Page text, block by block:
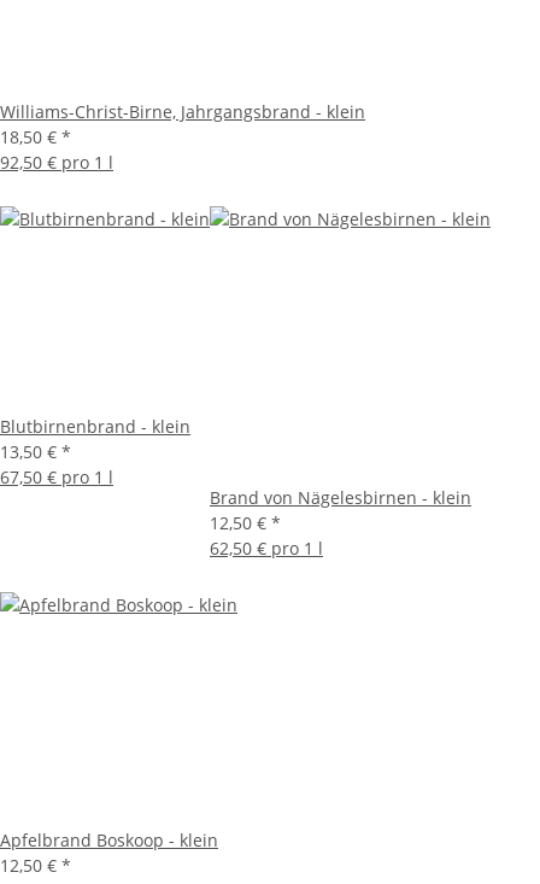
Williams-Christ-Birne, Jahrgangsbrand - klein
18,50 € *
92,50 € pro 1 l
Blutbirnenbrand - klein
13,50 € *
67,50 € pro 1 l
Brand von Nägelesbirnen - klein
12,50 € *
62,50 € pro 1 l
Apfelbrand Boskoop - klein
12,50 € *